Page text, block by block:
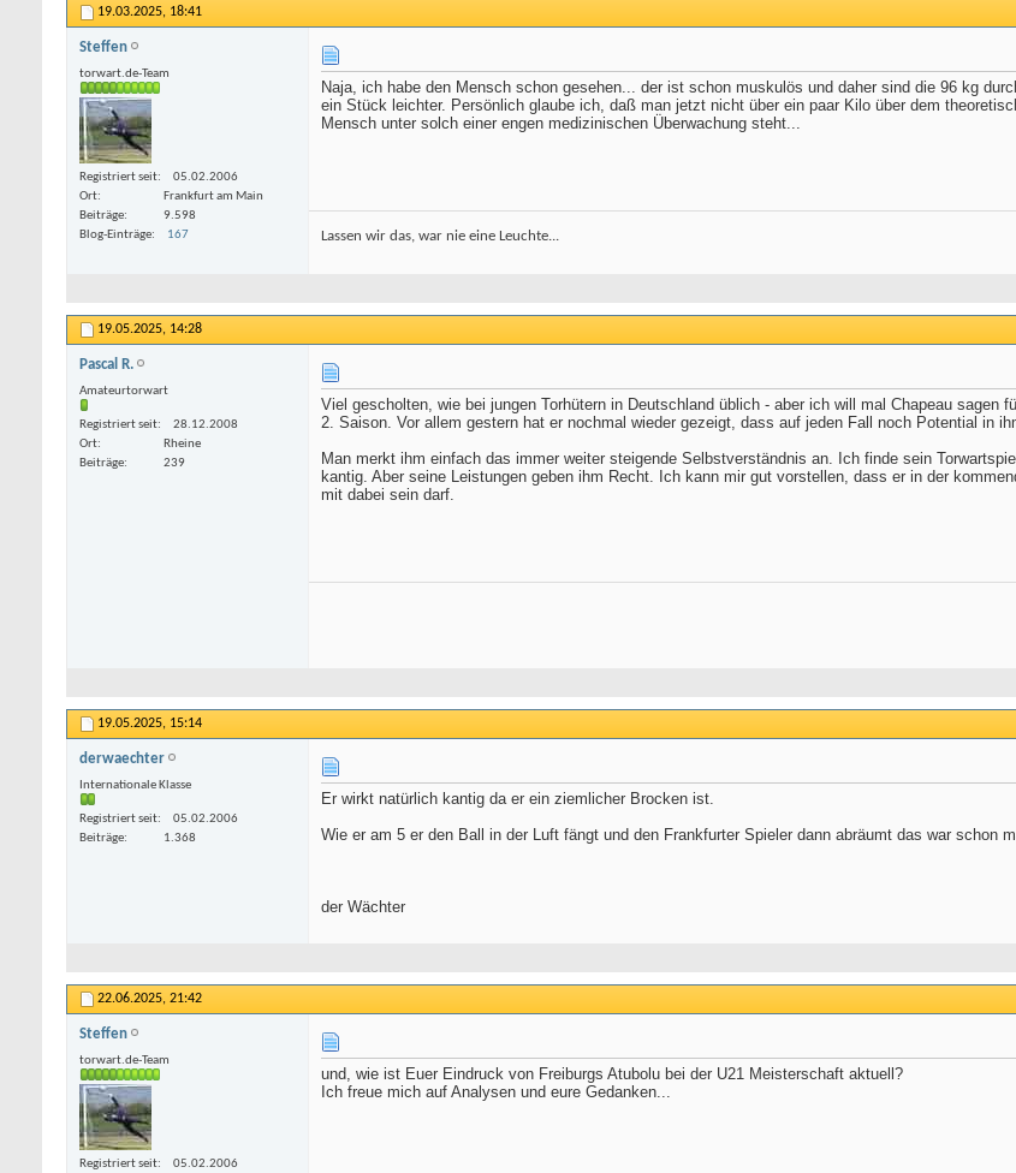
19.03.2025, 18:41
Steffen
torwart.de-Team
Registriert seit
05.02.2006
Ort
Frankfurt am Main
Beiträge
9.598
Blog-Einträge
167
Naja, ich habe den Mensch schon gesehen... der ist schon muskulös und daher sind die 96 kg
ein Stück leichter. Persönlich glaube ich, daß man jetzt nicht über ein paar Kilo über dem
Mensch unter solch einer engen medizinischen Überwachung steht...
Lassen wir das, war nie eine Leuchte...
19.05.2025, 14:28
Pascal R.
Amateurtorwart
Registriert seit
28.12.2008
Ort
Rheine
Beiträge
239
Viel gescholten, wie bei jungen Torhütern in Deutschland üblich - aber ich will mal Chapeau
2. Saison. Vor allem gestern hat er nochmal wieder gezeigt, dass auf jeden Fall noch Potential in
Man merkt ihm einfach das immer weiter steigende Selbstverständnis an. Ich finde sein
kantig. Aber seine Leistungen geben ihm Recht. Ich kann mir gut vorstellen, dass er in der
mit dabei sein darf.
19.05.2025, 15:14
derwaechter
Internationale Klasse
Registriert seit
05.02.2006
Beiträge
1.368
Er wirkt natürlich kantig da er ein ziemlicher Brocken ist.
Wie er am 5 er den Ball in der Luft fängt und den Frankfurter Spieler dann abräumt das war schon
der Wächter
22.06.2025, 21:42
Steffen
torwart.de-Team
Registriert seit
05.02.2006
und, wie ist Euer Eindruck von Freiburgs Atubolu bei der U21 Meisterschaft aktuell?
Ich freue mich auf Analysen und eure Gedanken...